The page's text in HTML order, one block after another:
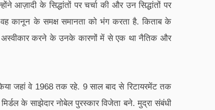
आज़ादी के सिद्धांतों पर चर्चा की और उन सिद्धांतों पर
वह कानून के समक्ष समानता को भंग करता है. किताब के
अस्वीकार करने के उनके कारणों में से एक था नैतिक और
जहां वे 1968 तक रहे. 9 साल बाद से रिटायरमेंट तक
के साझेदार नोबेल पुरस्कार विजेता बने. मुद्रा संबंधी